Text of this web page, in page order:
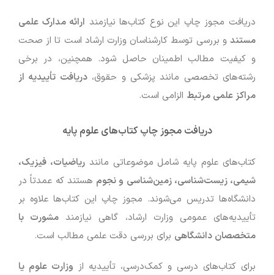
دریافت مجوز چاپ این نوع کتاب‌ها نیازمند ارائه مدارک علمی
مستند و بررسی توسط کارشناسان وزارت ارشاد است تا از صحت
و کیفیت مطالب اطمینان حاصل شود. همچنین، در برخی
رشته‌های تخصصی مانند پزشکی و حقوق،دریافت تأییدیه از
مراکز علمی مرتبط الزامی است.
دریافت مجوز چاپ کتاب‌های علوم پایه
کتاب‌های علوم پایه شامل موضوعاتی مانندریاضیات، فیزیک،
شیمی، زیست‌شناسی، زمین‌شناسی و نجوم هستند که عمدتاً در
دانشگاه‌ها تدریس می‌شوند. مجوز چاپ این کتاب‌ها علاوه بر
تأییدیه‌های عمومی وزارت ارشاد، گاهی نیازمند مشورت با
متخصصان دانشگاهی برای بررسی دقت علمی مطالب است.
برای کتاب‌های درسی و کمک‌درسی، تأییدیه از وزارت علوم یا